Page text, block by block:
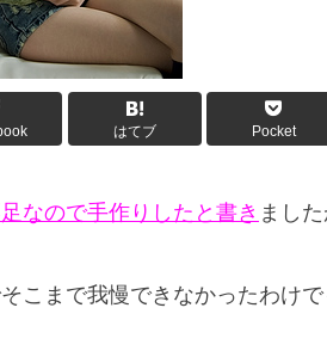
はてブ Pocket
なので手作りしたと書き まし
こまで我慢できなかったわけで